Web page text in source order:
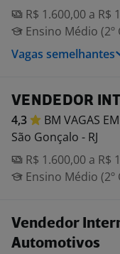
R$ 1.600,00 a R$
Ensino Médio (2º
Vagas semelhantes
VENDEDOR
4,3 BM VAGAS
São Gonçalo - RJ
R$ 1.600,00 a R$
Ensino Médio (2º
Vendedor
Automotivos